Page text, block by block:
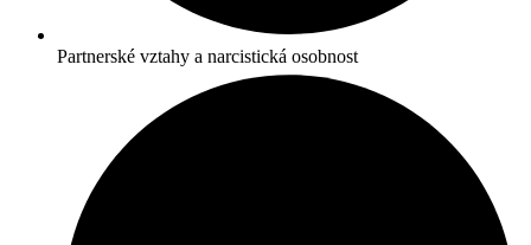
Partnerské vztahy a narcistická osobnost